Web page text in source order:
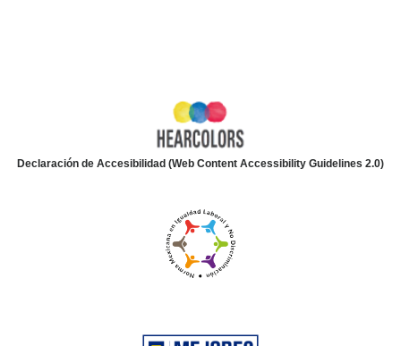
Declaración de Accesibilidad (Web Content Accessibility Guidelines 2.0)